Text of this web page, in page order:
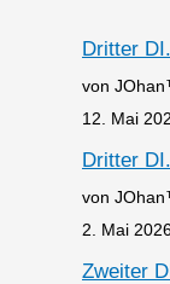
Dritter
von
12. Mai
Dritter
von
2. Mai
Zweiter